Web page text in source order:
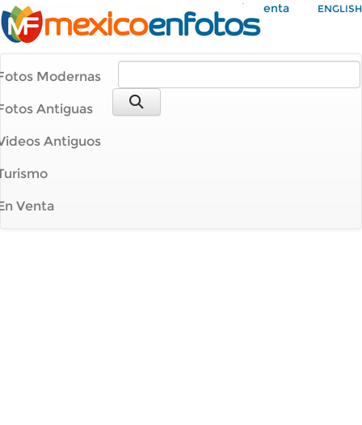
Mi Cuenta ENGLISH
Modernas
Antiguas
Antiguos
Venta